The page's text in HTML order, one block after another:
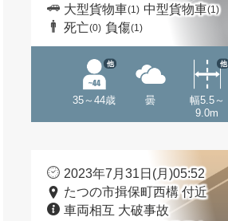
大型貨物車(1) 中型貨物車(1)
死亡(0) 負傷(1)
35～44歳
他
曇
幅5.5～
9.0m
他
2023年7月31日(月)05:52
たつの市揖保町西構 付近
車両相互 大破事故